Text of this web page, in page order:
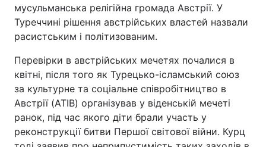
мусульманська релігійна громада Австрії. У
Туреччині рішення австрійських властей назвали
расистським і політизованим.
Перевірки в австрійських мечетях почалися в
квітні, після того як Турецько-ісламський союз
за культурне та соціальне співробітництво в
Австрії (ATIB) організував у віденській мечеті
ранок, під час якого діти брали участь у
реконструкції битви Першої світової війни. Курц